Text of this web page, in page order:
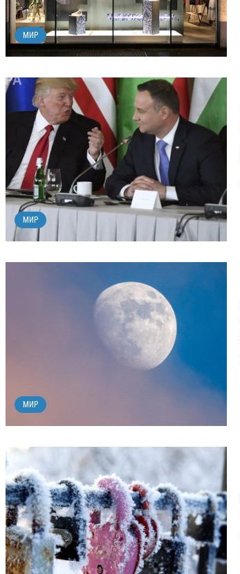
МИР
МИР
МИР